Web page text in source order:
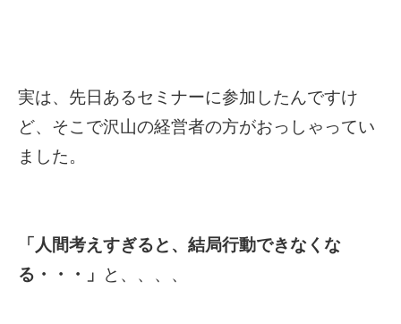
実は、先日あるセミナーに参加したんですけ
ど、そこで沢山の経営者の方がおっしゃってい
ました。
「人間考えすぎると、結局行動できなくな
る・・・」
と、、、、